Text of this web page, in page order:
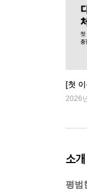
[첫
2026
소개
평범